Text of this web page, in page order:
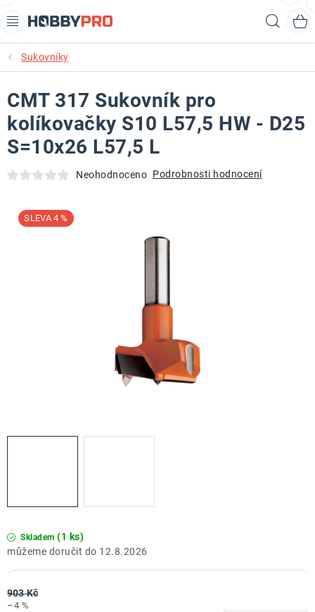
na
AKCE
PRODUKTY
PRODUKTY RECORD POWER
PRODUKTY BENET
KURZY SOUSTRUŽENÍ DŘEVA
Kontakt
Obchodní podmínky
Podmínky ochrany osobních údajů
O nás
Sukovníky
Skladem (1 ks)
12.8.2026
903 Kč
–4 %
CMT 317 Sukovník pro
kolíkovačky S10 L57,5 HW - D25
S=10x26 L57,5 L
Neohodnoceno Podrobnosti hodnocení
4 %